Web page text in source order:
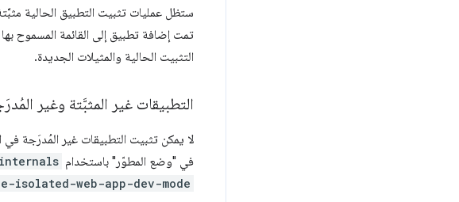
ستظل عمليات تثبيت التطبيق الحالية
تمت إضافة تطبيق إلى القائمة المسموح
التثبيت الحالية والمثيلات الجديدة.
التطبيقات غير المثبَّتة وغير
لا يمكن تثبيت التطبيقات غير المُدرَجة
في "وضع المطوّر" باستخدام
isolated-web-app-dev-mode